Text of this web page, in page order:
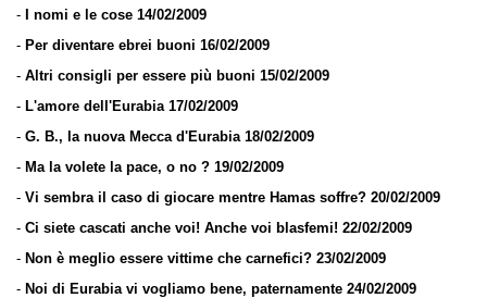
-
I nomi e le cose 14/02/2009
- Per diventare ebrei buoni 16/02/2009
- Altri consigli per essere più buoni 15/02/2009
- L'amore dell'Eurabia 17/02/2009
- G. B., la nuova Mecca d'Eurabia 18/02/2009
- Ma la volete la pace, o no ? 19/02/2009
- Vi sembra il caso di giocare mentre Hamas soffre? 20/02/2009
- Ci siete cascati anche voi! Anche voi blasfemi! 22/02/2009
- Non è meglio essere vittime che carnefici? 23/02/2009
- Noi di Eurabia vi vogliamo bene, paternamente 24/02/2009